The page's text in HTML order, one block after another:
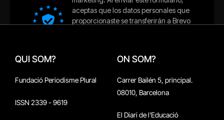
QUI SOM?
Fundació Periodisme Plural
ISSN 2339 - 9619
ON SOM?
Carrer Bailén 5, principal.
08010, Barcelona
El Diari de l'Educació